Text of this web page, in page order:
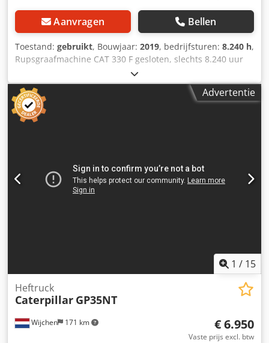
Aanvragen Bellen
Toestand: gebruikt, Bouwjaar: 2019, bedrijfsturen: 8.240 h,
Rupsgraafmachine CAT 330 F gesloten, slechts 8.240 uur
uitstekende staat Motor Cat C7.1, vermogen ca. 195 kW /
261 pk, bedrijfsgewicht ca. 30.900 kg Rijsnelheid ca. 5,3
km/u Graafdiepte tot 7,24 m Bereik ca. 10,8 m Bakinhoud
ca. 1,7 m³ Transportlengte ca. 10,4 m Transporthoogte ca.
3,4 m Breedte (met 800 mm rupsbanden) ca. 3,2 m Codpfx
Advertentie
1 / 15
Wijchen 171 km
Heftruck
Caterpillar GP35NT
€ 6.950
Vaste prijs excl. btw